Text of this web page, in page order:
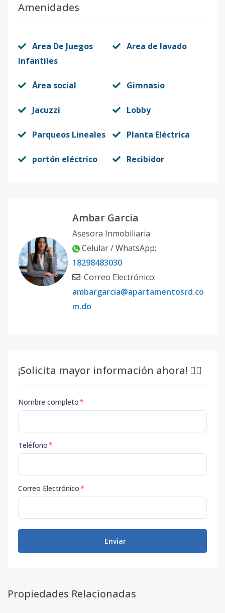
Amenidades
Area De Juegos
Infantiles
Area de lavado
Área social Gimnasio
Jacuzzi Lobby
Parqueos Lineales Planta Eléctrica
portón eléctrico Recibidor
Ambar Garcia
Asesora Inmobiliaria
Celular / WhatsApp:
18298483030
Correo Electrónico:
ambargarcia@apartamentosrd.co
m.do
¡Solicita mayor información ahora! 👇🏽
Nombre completo*
Teléfono*
Correo Electrónico*
Enviar
Propiedades Relacionadas